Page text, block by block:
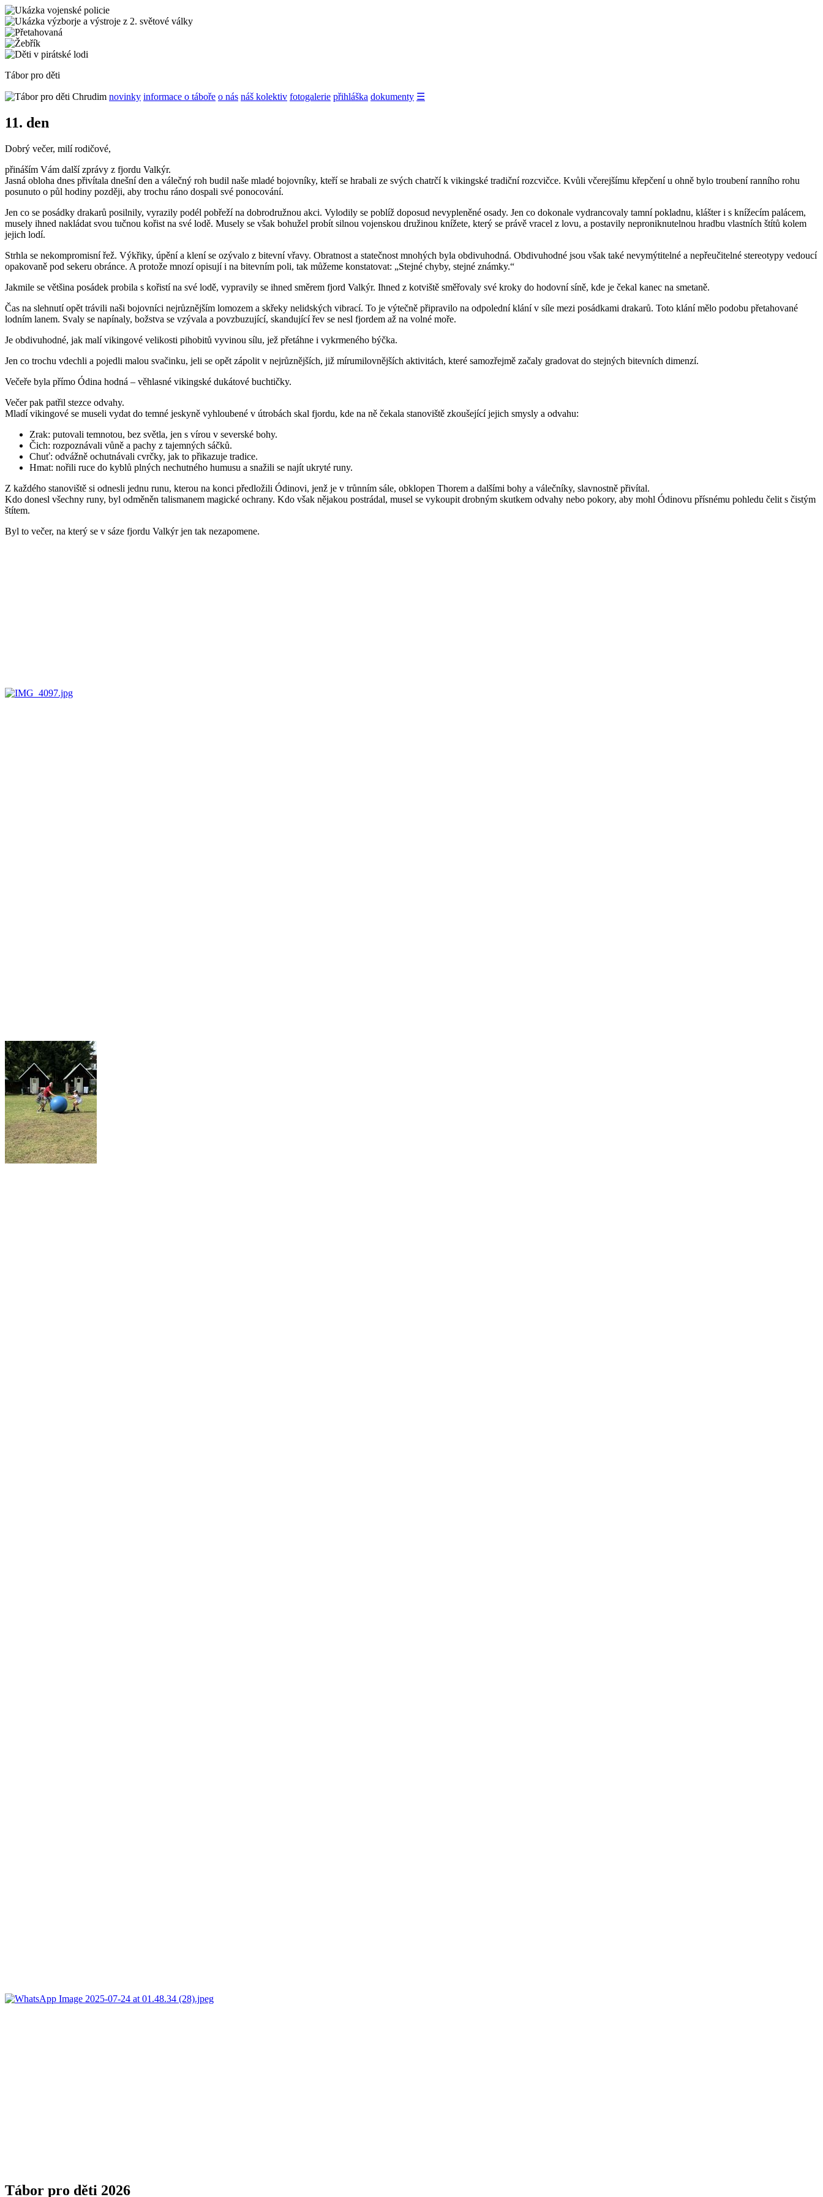
Tábor pro děti
novinky informace o táboře o nás náš kolektiv fotogalerie přihláška dokumenty ☰
11. den
Dobrý večer, milí rodičové,
přináším Vám další zprávy z fjordu Valkýr.
Jasná obloha dnes přivítala dnešní den a válečný roh budil naše mladé bojovníky, kteří se hrabali ze svých chatrčí k vikingské tradiční rozcvičce. Kvůli včerejšímu křepčení u ohně bylo troubení ranního rohu
posunuto o půl hodiny později, aby trochu ráno dospali své ponocování.
Jen co se posádky drakarů posilnily, vyrazily podél pobřeží na dobrodružnou akci. Vylodily se poblíž doposud nevypleněné osady. Jen co dokonale vydrancovaly tamní pokladnu, klášter i s knížecím palácem,
musely ihned nakládat svou tučnou kořist na své lodě. Musely se však bohužel probít silnou vojenskou družinou knížete, který se právě vracel z lovu, a postavily neproniknutelnou hradbu vlastních štítů kolem
jejich lodí.
Strhla se nekompromisní řež. Výkřiky, úpění a klení se ozývalo z bitevní vřavy. Obratnost a statečnost mnohých byla obdivuhodná. Obdivuhodné jsou však také nevymýtitelné a nepřeučitelné stereotypy vedoucí
opakovaně pod sekeru obránce. A protože mnozí opisují i na bitevním poli, tak můžeme konstatovat: „Stejné chyby, stejné známky.“
Jakmile se většina posádek probila s kořistí na své lodě, vypravily se ihned směrem fjord Valkýr. Ihned z kotviště směřovaly své kroky do hodovní síně, kde je čekal kanec na smetaně.
Čas na slehnutí opět trávili naši bojovníci nejrůznějším lomozem a skřeky nelidských vibrací. To je výtečně připravilo na odpolední klání v síle mezi posádkami drakarů. Toto klání mělo podobu přetahované
lodním lanem. Svaly se napínaly, božstva se vzývala a povzbuzující, skandující řev se nesl fjordem až na volné moře.
Je obdivuhodné, jak malí vikingové velikosti pihobitů vyvinou sílu, jež přetáhne i vykrmeného býčka.
Jen co trochu vdechli a pojedli malou svačinku, jeli se opět zápolit v nejrůznějších, již mírumilovnějších aktivitách, které samozřejmě začaly gradovat do stejných bitevních dimenzí.
Večeře byla přímo Ódina hodná – věhlasné vikingské dukátové buchtičky.
Večer pak patřil stezce odvahy.
Mladí vikingové se museli vydat do temné jeskyně vyhloubené v útrobách skal fjordu, kde na ně čekala stanoviště zkoušející jejich smysly a odvahu:
Zrak: putovali temnotou, bez světla, jen s vírou v severské bohy.
Čich: rozpoznávali vůně a pachy z tajemných sáčků.
Chuť: odvážně ochutnávali cvrčky, jak to přikazuje tradice.
Hmat: nořili ruce do kyblů plných nechutného humusu a snažili se najít ukryté runy.
Z každého stanoviště si odnesli jednu runu, kterou na konci předložili Ódinovi, jenž je v trůnním sále, obklopen Thorem a dalšími bohy a válečníky, slavnostně přivítal.
Kdo donesl všechny runy, byl odměněn talismanem magické ochrany. Kdo však nějakou postrádal, musel se vykoupit drobným skutkem odvahy nebo pokory, aby mohl Ódinovu přísnému pohledu čelit s čistým
štítem.
Byl to večer, na který se v sáze fjordu Valkýr jen tak nezapomene.
Tábor pro děti 2026